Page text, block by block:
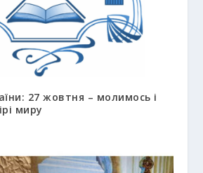
27 жовтня – молимось і
миру